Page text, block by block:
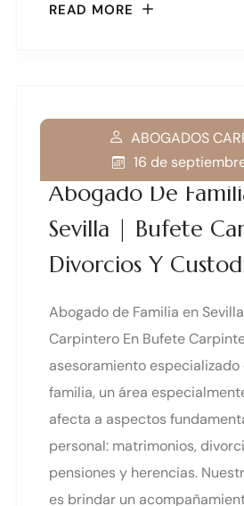
READ MORE
Abogado De
Sevilla | Bufete
Divorcios Y
ABOGADOS
16 de
Abogado de Familia en
Carpintero En Bufete
asesoramiento
familia, un área
afecta a aspectos
personal: matrimonios,
pensiones y herencias.
es brindar un